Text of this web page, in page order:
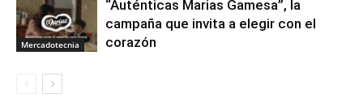
Mercadotecnia
“Auténticas Marias Gamesa”, la
campaña que invita a elegir con el
corazón